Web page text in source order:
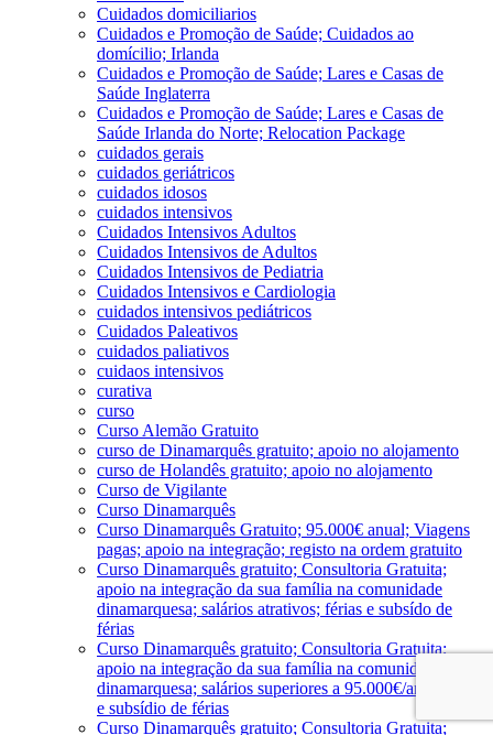
Cuidados domiciliarios
Cuidados e Promoção de Saúde; Cuidados ao
domícilio; Irlanda
Cuidados e Promoção de Saúde; Lares e Casas de
Saúde Inglaterra
Cuidados e Promoção de Saúde; Lares e Casas de
Saúde Irlanda do Norte; Relocation Package
cuidados gerais
cuidados geriátricos
cuidados idosos
cuidados intensivos
Cuidados Intensivos Adultos
Cuidados Intensivos de Adultos
Cuidados Intensivos de Pediatria
Cuidados Intensivos e Cardiologia
cuidados intensivos pediátricos
Cuidados Paleativos
cuidados paliativos
cuidaos intensivos
curativa
curso
Curso Alemão Gratuito
curso de Dinamarquês gratuito; apoio no alojamento
curso de Holandês gratuito; apoio no alojamento
Curso de Vigilante
Curso Dinamarquês
Curso Dinamarquês Gratuito; 95.000€ anual; Viagens
pagas; apoio na integração; registo na ordem gratuito
Curso Dinamarquês gratuito; Consultoria Gratuita;
apoio na integração da sua família na comunidade
dinamarquesa; salários atrativos; férias e subsído de
férias
Curso Dinamarquês gratuito; Consultoria Gratuita;
apoio na integração da sua família na comunidade
dinamarquesa; salários superiores a 95.000€/ano; férias
e subsídio de férias
Curso Dinamarquês gratuito; Consultoria Gratuita;